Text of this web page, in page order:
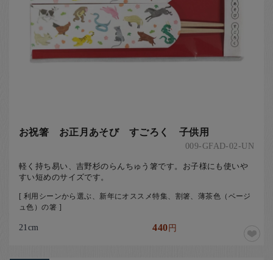
お祝箸 お正月あそび すごろく 子供用
009-GFAD-02-UN
軽く持ち易い、吉野杉のらんちゅう箸です。お子様にも使いや
すい短めのサイズです。
[ 利用シーンから選ぶ、新年にオススメ特集、割箸、薄茶色（ベージ
ュ色）の箸 ]
21cm 440円